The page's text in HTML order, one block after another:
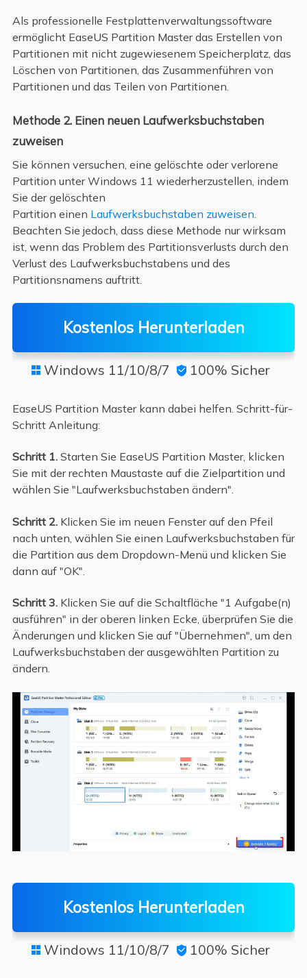
Als professionelle Festplattenverwaltungssoftware
ermöglicht EaseUS Partition Master das Erstellen von
Partitionen mit nicht zugewiesenem Speicherplatz, das
Löschen von Partitionen, das Zusammenführen von
Partitionen und das Teilen von Partitionen.
Methode 2. Einen neuen Laufwerksbuchstaben
zuweisen
Sie können versuchen, eine gelöschte oder verlorene
Partition unter Windows 11 wiederherzustellen, indem
Sie der gelöschten
Partition einen Laufwerksbuchstaben zuweisen
Beachten Sie jedoch, dass diese Methode nur wirksam
ist, wenn das Problem des Partitionsverlusts durch den
Verlust des Laufwerksbuchstabens und des
Partitionsnamens auftritt.
Kostenlos Herunterladen
 Windows 11/10/8/7  100% Sicher
EaseUS Partition Master kann dabei helfen. Schritt-für-
Schritt Anleitung:
Schritt 1.Starten Sie EaseUS Partition Master, klicken
Sie mit der rechten Maustaste auf die Zielpartition und
wählen Sie "Laufwerksbuchstaben ändern".
Schritt 2. Klicken Sie im neuen Fenster auf den Pfeil
nach unten, wählen Sie einen Laufwerksbuchstaben für
die Partition aus dem Dropdown-Menü und klicken Sie
dann auf "OK".
Schritt 3. Klicken Sie auf die Schaltfläche "1 Aufgabe(n)
ausführen" in der oberen linken Ecke, überprüfen Sie die
Änderungen und klicken Sie auf "Übernehmen", um den
Laufwerksbuchstaben der ausgewählten Partition zu
ändern.
Kostenlos Herunterladen
 Windows 11/10/8/7  100% Sicher